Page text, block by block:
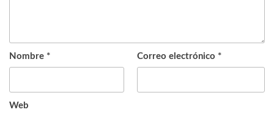
Nombre * Correo electrónico *
Web